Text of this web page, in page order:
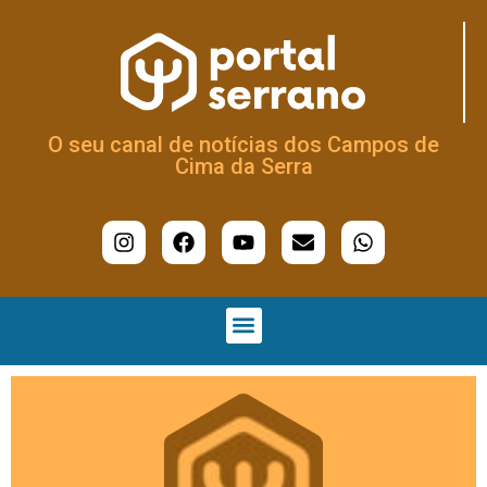
O seu canal de notícias dos Campos de
Cima da Serra